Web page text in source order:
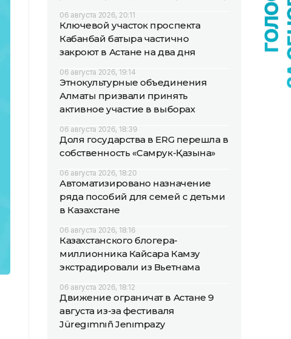
06 августа 2026, 20:11
Ключевой участок проспекта
Кабанбай батыра частично
закроют в Астане на два дня
06 августа 2026, 19:14
Этнокультурные объединения
Алматы призвали принять
активное участие в выборах
06 августа 2026, 18:39
Доля государства в ERG перешла в
собственность «Самрук-Қазына»
06 августа 2026, 18:20
Автоматизировано назначение
ряда пособий для семей с детьми
в Казахстане
06 августа 2026, 18:16
Казахстанского блогера-
миллионника Кайсара Камзу
экстрадировали из Вьетнама
06 августа 2026, 18:12
Движение ограничат в Астане 9
августа из-за фестиваля
Jüregımnıñ Jenımpazy